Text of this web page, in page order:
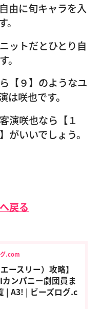
由に旬キャラを入
ットだとひとり自
。
【９】のようなユ
は咲也です。
演咲也なら【１
がいいでしょう。
戻る
.com
ースリー）攻略】
カンパニー劇団員ま
| A3! | ビーズログ.c